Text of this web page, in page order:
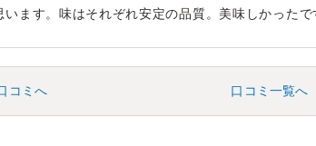
います。味はそれぞれ安定の品質。美味しかったで
コミへ 口コミ一覧へ